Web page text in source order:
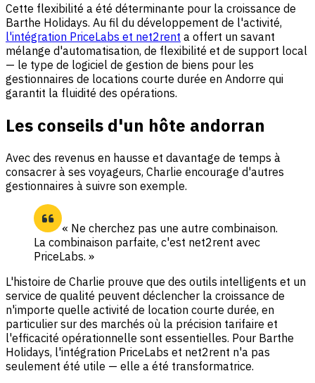
Cette flexibilité a été déterminante pour la croissance de
Barthe Holidays. Au fil du développement de l'activité,
l'intégration PriceLabs et net2rent a offert un savant
mélange d'automatisation, de flexibilité et de support local
— le type de logiciel de gestion de biens pour les
gestionnaires de locations courte durée en Andorre qui
garantit la fluidité des opérations.
Les conseils d'un hôte andorran
Avec des revenus en hausse et davantage de temps à
consacrer à ses voyageurs, Charlie encourage d'autres
gestionnaires à suivre son exemple.
« Ne cherchez pas une autre combinaison.
La combinaison parfaite, c'est net2rent avec
PriceLabs. »
L'histoire de Charlie prouve que des outils intelligents et un
service de qualité peuvent déclencher la croissance de
n'importe quelle activité de location courte durée, en
particulier sur des marchés où la précision tarifaire et
l'efficacité opérationnelle sont essentielles. Pour Barthe
Holidays, l'intégration PriceLabs et net2rent n'a pas
seulement été utile — elle a été transformatrice.